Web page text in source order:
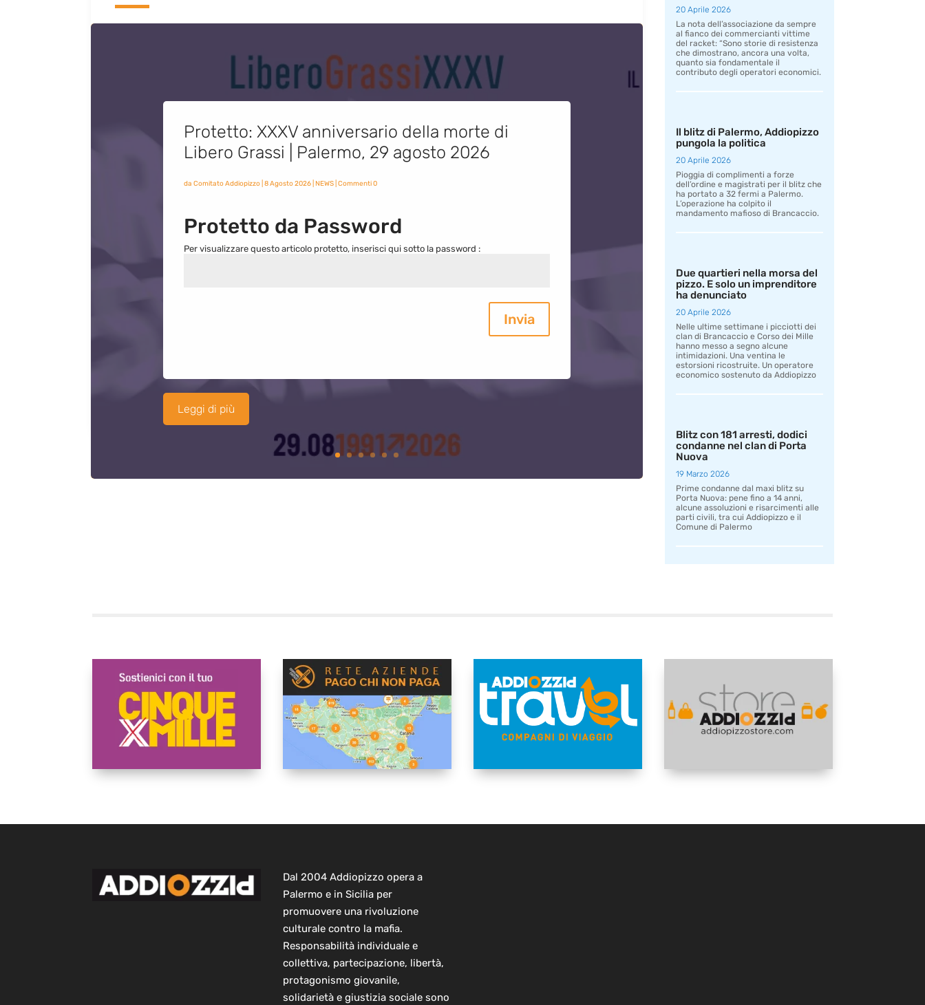
Protetto: XXXV anniversario della morte di
Libero Grassi | Palermo, 29 agosto 2026
da Comitato Addiopizzo| 8 Agosto 2026| NEWS| Commenti 0
Protetto da Password
Per visualizzare questo articolo protetto, inserisci qui sotto la password :
Invia
Leggi di più
20 Aprile 2026
La nota dell’associazione da sempre
al fianco dei commercianti vittime
del racket: “Sono storie di resistenza
che dimostrano, ancora una volta,
quanto sia fondamentale il
contributo degli operatori economici.
Il blitz di Palermo, Addiopizzo
pungola la politica
20 Aprile 2026
Pioggia di complimenti a forze
dell’ordine e magistrati per il blitz che
ha portato a 32 fermi a Palermo.
L’operazione ha colpito il
mandamento mafioso di Brancaccio.
Due quartieri nella morsa del
pizzo. E solo un imprenditore
ha denunciato
20 Aprile 2026
Nelle ultime settimane i picciotti dei
clan di Brancaccio e Corso dei Mille
hanno messo a segno alcune
intimidazioni. Una ventina le
estorsioni ricostruite. Un operatore
economico sostenuto da Addiopizzo
Blitz con 181 arresti, dodici
condanne nel clan di Porta
Nuova
19 Marzo 2026
Prime condanne dal maxi blitz su
Porta Nuova: pene fino a 14 anni,
alcune assoluzioni e risarcimenti alle
parti civili, tra cui Addiopizzo e il
Comune di Palermo
Dal 2004 Addiopizzo opera a
Palermo e in Sicilia per
promuovere una rivoluzione
culturale contro la mafia.
Responsabilità individuale e
collettiva, partecipazione, libertà,
protagonismo giovanile,
solidarietà e giustizia sociale sono